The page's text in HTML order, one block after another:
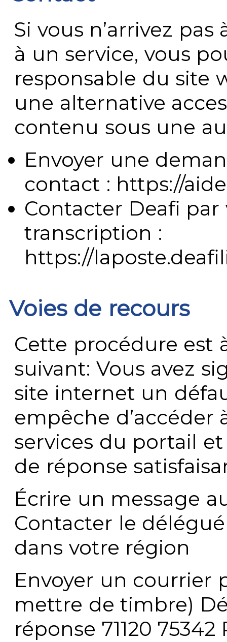
Si vous n’arrivez
à un service, vous
responsable du site
une alternative
contenu sous une
Envoyer une
contact : https://
Contacter Deafi
transcription :
https://
Voies de recours
Cette procédure est
suivant: Vous avez
site internet un
empêche
services du portail
de réponse
Écrire un message
Contacter le
dans votre région
Envoyer un courrier
mettre de timbre)
réponse 71120 75342